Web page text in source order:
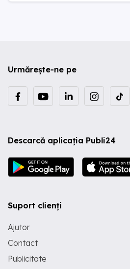
Urmărește-ne pe
Descarcă aplicația Publi24
Suport clienți
Ajutor
Contact
Publicitate